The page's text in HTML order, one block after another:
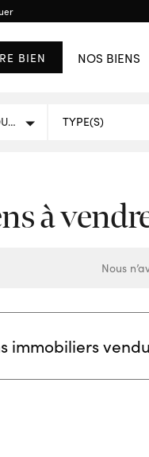
BIEN NOS BIENS
AFFICHER
À VENDRE & LOUER
à
Nous
immobiliers